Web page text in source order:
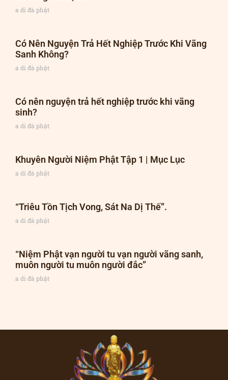
a di đà phật
Có Nên Nguyện Trả Hết Nghiệp Trước Khi Vãng
Sanh Không?
a di đà phật
Có nên nguyện trả hết nghiệp trước khi vãng
sinh?
a di đà phật
Khuyên Người Niệm Phật Tập 1 | Mục Lục
a di đà phật
“Triêu Tồn Tịch Vong, Sát Na Dị Thế”.
a di đà phật
“Niệm Phật vạn người tu vạn người vãng sanh,
muôn người tu muôn người đắc”
a di đà phật